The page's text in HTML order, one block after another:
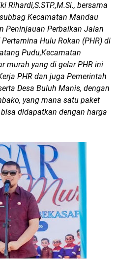
Rihardi,S.STP.,M.Si., bersama
Kecamatan Mandau
Peninjauan Perbaikan Jalan
Hulu Rokan (PHR) di
Pudu,Kecamatan
murah yang di gelar PHR ini
PHR dan juga Pemerintah
Desa Buluh Manis, dengan
yang mana satu paket
didapatkan dengan harga